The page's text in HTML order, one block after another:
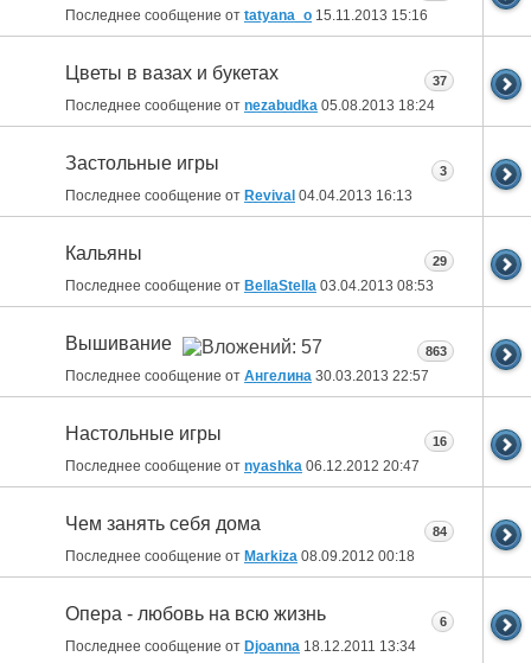
Последнее сообщение от tatyana_o 15.11.2013 15:16
Цветы в вазах и букетах
Последнее сообщение от nezabudka 05.08.2013 18:24
37
Застольные игры
Последнее сообщение от Revival 04.04.2013 16:13
3
Кальяны
Последнее сообщение от BellaStella 03.04.2013 08:53
29
Вышивание
Последнее сообщение от Ангелина 30.03.2013 22:57
863
Настольные игры
Последнее сообщение от nyashka 06.12.2012 20:47
16
Чем занять себя дома
Последнее сообщение от Markiza 08.09.2012 00:18
84
Опера - любовь на всю жизнь
Последнее сообщение от Djoanna 18.12.2011 13:34
6